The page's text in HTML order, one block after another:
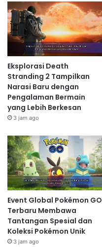
Eksplorasi Death
Stranding 2 Tampilkan
Narasi Baru dengan
Pengalaman Bermain
yang Lebih Berkesan
3 jam ago
Event Global Pokémon GO
Terbaru Membawa
Tantangan Spesial dan
Koleksi Pokémon Unik
3 jam ago